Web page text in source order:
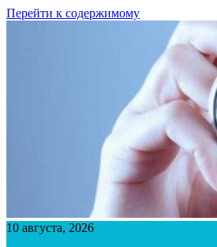
Перейти к содержимому
10 августа, 2026